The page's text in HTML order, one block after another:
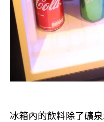
冰箱內的飲料除了礦